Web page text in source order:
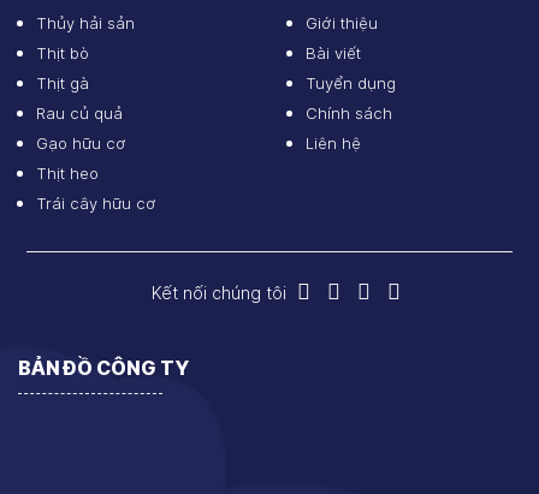
Thủy hải sản
Thịt bò
Thịt gà
Rau củ quả
Gạo hữu cơ
Thịt heo
Trái cây hữu cơ
Giới thiệu
Bài viết
Tuyển dụng
Chính sách
Liên hệ
Kết nối chúng tôi
BẢN ĐỒ CÔNG TY